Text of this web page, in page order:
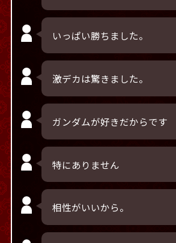
いっぱい勝ちました。
激デカは驚きました。
ガンダムが好きだからです
特にありません
相性がいいから。